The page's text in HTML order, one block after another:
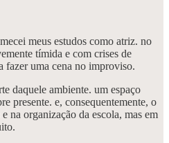
meus estudos como atriz. no
tímida e com crises de
fazer uma cena no improviso.
daquele ambiente. um espaço
presente. e, consequentemente, o
na organização da escola, mas em